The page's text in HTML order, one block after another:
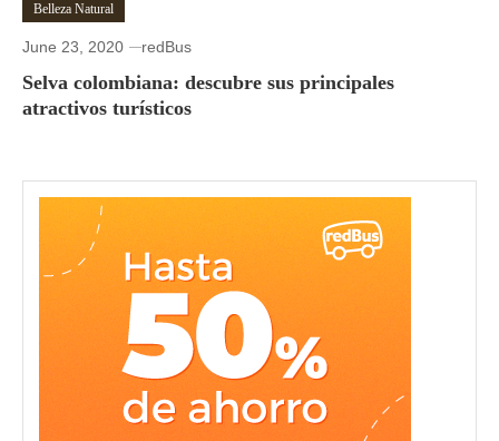
Belleza Natural
June 23, 2020 redBus
Selva colombiana: descubre sus principales
atractivos turísticos